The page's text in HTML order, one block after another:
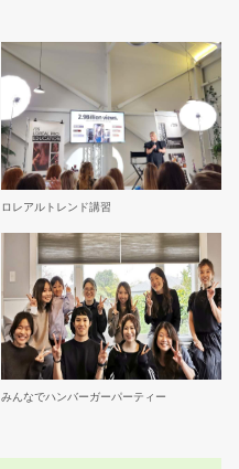
ロレアルトレンド講習
みんなでハンバーガーパーティー